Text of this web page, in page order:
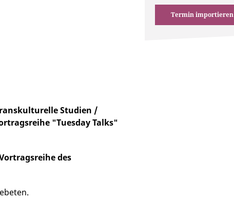
Studien /
"Tuesday Talks"
des
Termin importieren